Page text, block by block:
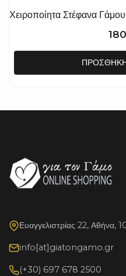
Χειροποίητα Στέφανα
Ευαγγελιστρίας 22, Αθήνα,
info[at]giatongamo.gr
(+30) 697 678 2500